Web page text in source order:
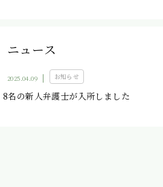
ニュース
2025.04.09
8名の新人弁護士が入所しました
お知らせ